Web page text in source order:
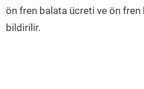
ön fren balata ücreti ve ön
bildirilir.